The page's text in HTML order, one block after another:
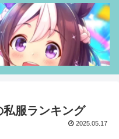
服ランキング
2025.05.17